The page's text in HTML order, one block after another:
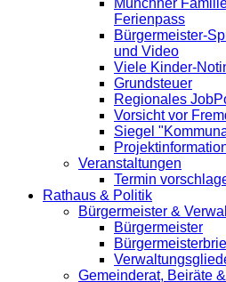
Münchner
Ferienpass
Bürgermeister-
und Video
Viele Kinder-
Grundsteuer
Regionales
Vorsicht vor
Siegel
Veranstaltungen
Termin
Rathaus & Politik
Bürgermeister &
Bürgermeister
Gemeinderat, Beiräte